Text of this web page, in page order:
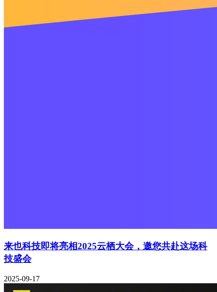
来也科技即将亮相2025云栖大会，邀您共赴这场科
技盛会
2025-09-17